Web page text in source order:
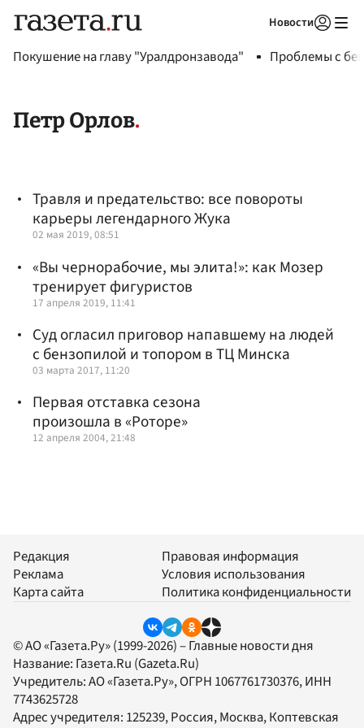
Новости
Покушение на главу "Уралдронзавода" Проблемы с
Петр Орлов
Травля и предательство: все повороты
карьеры легендарного Жука
02 мая 2019, 08:51
«Вы чернорабочие, мы элита!»: как Мозер
тренирует фигуристов
17 апреля 2019, 11:41
Суд огласил приговор напавшему на людей
с бензопилой и топором в ТЦ Минска
03 марта 2017, 11:20
Первая отставка сезона
произошла в «Роторе»
12 апреля 2004, 21:48
Редакция
Реклама
Карта сайта
Правовая информация
Условия использования
Политика конфиденциальности
© АО «Газета.Ру» (1999-2026) – Главные новости дня
Название: Газета.Ru (Gazeta.Ru)
Учредитель:АО «Газета.Ру», ОГРН 1067761730376, ИНН
7743625728
Адрес учредителя: 125239, Россия, Москва, Коптевская